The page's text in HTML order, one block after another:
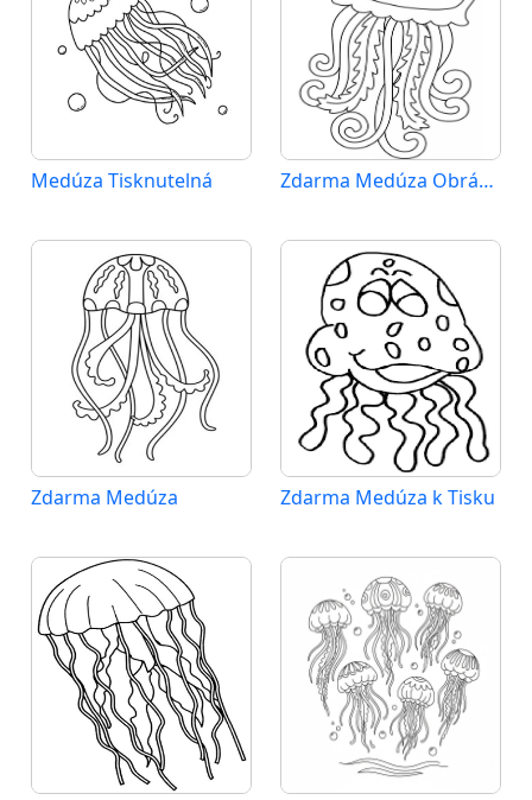
Medúza Tisknutelná Zdarma Medúza Obrázek
Zdarma Medúza Zdarma Medúza k Tisku